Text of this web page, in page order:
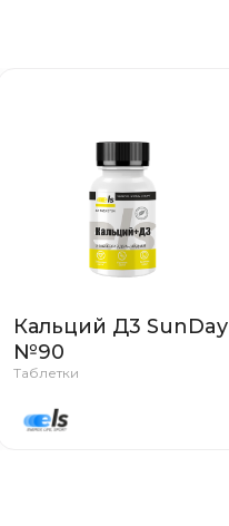
Кальций Д3 SunDay
№90
Таблетки